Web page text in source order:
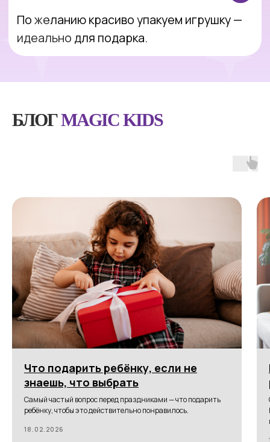
БЛОГMAGIC KIDS
Что подарить ребёнку, если не
знаешь, что выбрать
Самый частый вопрос перед праздниками — что подарить
ребёнку, чтобы это действительно понравилось.
18.02.2026